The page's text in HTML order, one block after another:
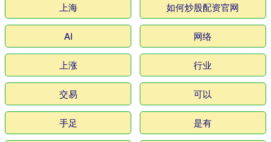
上海 如何炒股配资官网
AI 网络
上涨 行业
交易 可以
手足 是有